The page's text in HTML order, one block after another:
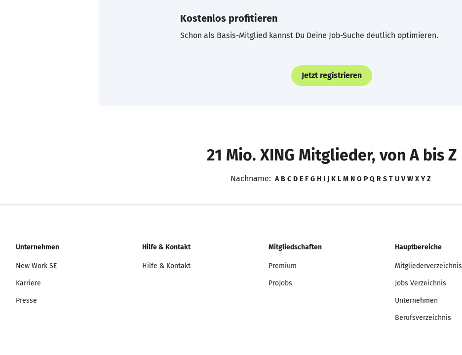
Kostenlos profitieren
Schon als Basis-Mitglied kannst Du Deine Job-Suche deutlich optimieren.
Jetzt registrieren
21 Mio. XING Mitglieder, von A bis Z
Nachname: A B C D E F G H I J K L M N O P Q R S T U V W X Y Z
Unternehmen
New Work SE
Karriere
Presse
Hilfe & Kontakt
Hilfe & Kontakt
Mitgliedschaften
Premium
ProJobs
Hauptbereiche
Mitgliederverzeichnis
Jobs Verzeichnis
Unternehmen
Berufsverzeichnis